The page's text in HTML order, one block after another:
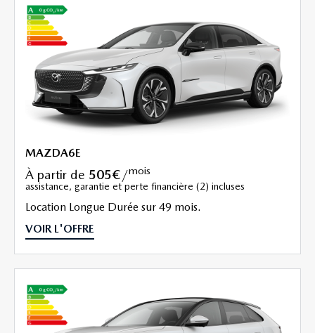
MAZDA6E
à partir de 505€/mois
assistance, garantie et perte financière (2) incluses
Location Longue Durée sur 49 mois.
VOIR L'OFFRE